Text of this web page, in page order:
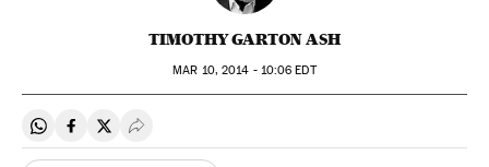
TIMOTHY GARTON ASH
MAR 10, 2014 - 10:06 EDT
Compartir en Whatsapp
Compartir en Facebook
Compartir en Twitter
Desplegar Redes Sociales